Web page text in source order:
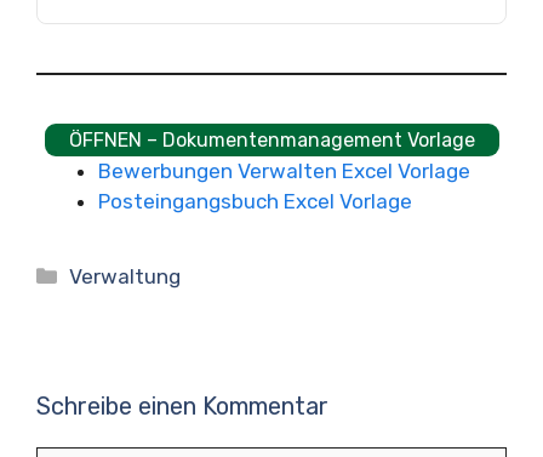
ÖFFNEN – Dokumentenmanagement Vorlage
Bewerbungen Verwalten Excel Vorlage
Posteingangsbuch Excel Vorlage
Kategorien
Verwaltung
Schreibe einen Kommentar